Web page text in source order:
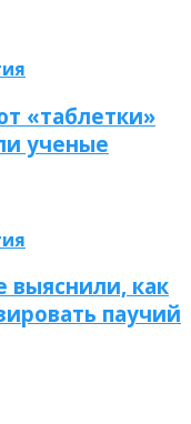
«таблетки»
ученые
выяснили, как
паучий